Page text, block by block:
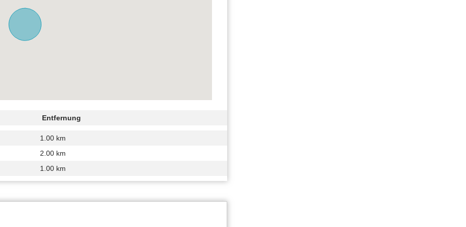
Entfernung
1.00 km
2.00 km
1.00 km